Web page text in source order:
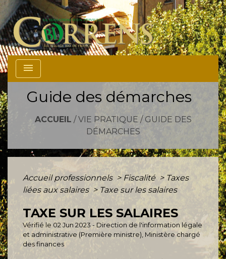
menu
Guide des démarches
ACCUEIL / VIE PRATIQUE / GUIDE DES
DÉMARCHES
Accueil professionnels > Fiscalité > Taxes
liées aux salaires > Taxe sur les salaires
TAXE SUR LES SALAIRES
Vérifié le 02 Jun 2023 - Direction de l'information légale
et administrative (Première ministre), Ministère chargé
des finances